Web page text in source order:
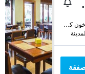
405 Moo 8, Banped, خون كاين, تايلاند